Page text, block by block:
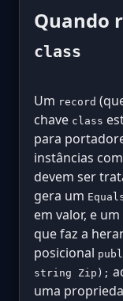
Quando
class
Um record
chave class
para
instâncias
devem ser
gera um
em valor, e
que faz a
posicional
string Zip);
uma